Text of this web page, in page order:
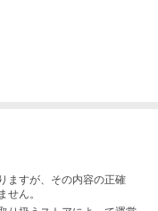
ますが、その内容の正確
せん。